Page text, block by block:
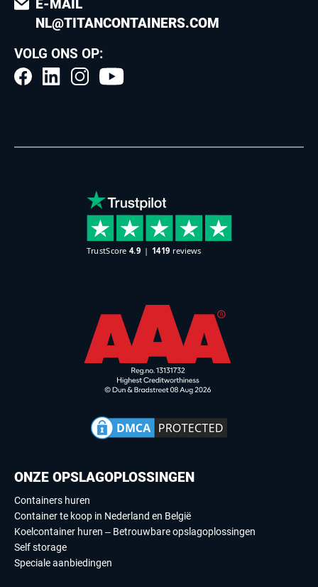
E-MAIL
NL@TITANCONTAINERS.COM
VOLG ONS OP:
ONZE OPSLAGOPLOSSINGEN
Containers huren
Container te koop in Nederland en België
Koelcontainer huren – Betrouwbare opslagoplossingen
Self storage
Speciale aanbiedingen